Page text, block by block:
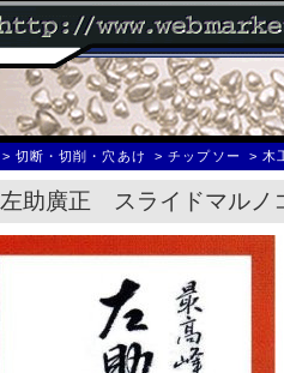
切断・切削・穴あけ チップソー 木
左助廣正 スライドマルノ